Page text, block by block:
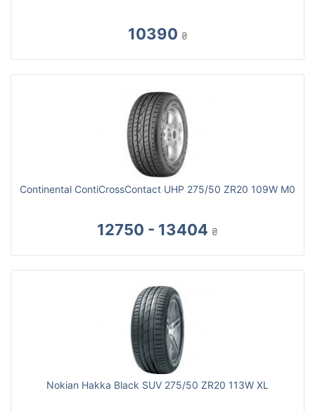
10390 ₴
Continental ContiCrossContact UHP 275/50 ZR20 109W M0
12750 - 13404 ₴
Nokian Hakka Black SUV 275/50 ZR20 113W XL